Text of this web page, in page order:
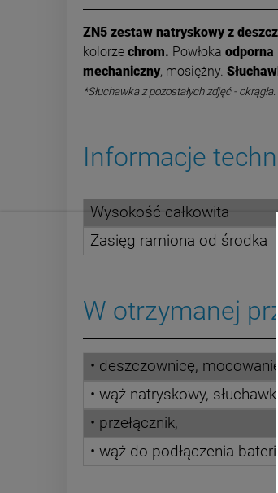
ZN5 zestaw natryskowy z
kolorze chrom. Powłoka odporna
mechaniczny, mosiężny.
*Słuchawka z pozostałych zdjęć - okrągła.
Informacje
Wysokość całkowita
Zasięg ramiona od środka
W otrzymanej
• deszczownicę, mocowanie,
• wąż natryskowy, słuchawkę,
• przełącznik,
• wąż do podłączenia baterii.